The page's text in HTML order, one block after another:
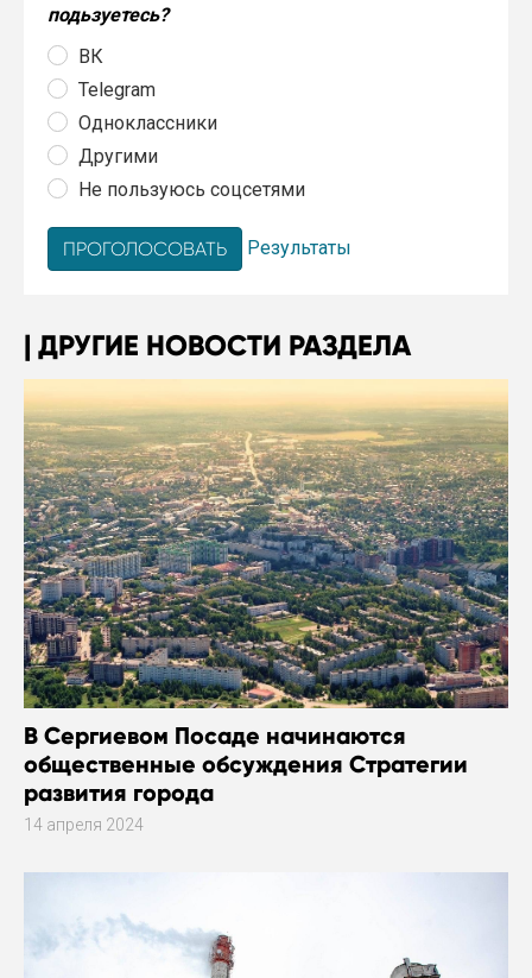
подьзуетесь?
ВК
Telegram
Одноклассники
Другими
Не пользуюсь соцсетями
Результаты
ДРУГИЕ НОВОСТИ РАЗДЕЛА
В Сергиевом Посаде начинаются
общественные обсуждения Стратегии
развития города
14 апреля 2024